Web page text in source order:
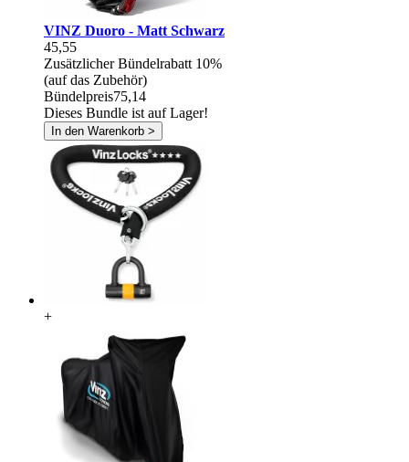
VINZ Duoro - Matt Schwarz
45,55
Zusätzlicher Bündelrabatt 10%
(auf das Zubehör)
Bündelpreis75,14
Dieses Bundle ist auf Lager!
In den Warenkorb >
+